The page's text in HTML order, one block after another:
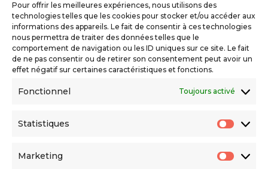
Pour offrir les meilleures expériences, nous utilisons des
technologies telles que les cookies pour stocker et/ou accéder aux
informations des appareils. Le fait de consentir à ces technologies
nous permettra de traiter des données telles que le
comportement de navigation ou les ID uniques sur ce site. Le fait
de ne pas consentir ou de retirer son consentement peut avoir un
effet négatif sur certaines caractéristiques et fonctions.
Fonctionnel Toujours activé
Statistiques
Marketing
Mentions légales
Politique de confidentialité
Déclaration d’accessibilité numérique
Ils nous soutiennent